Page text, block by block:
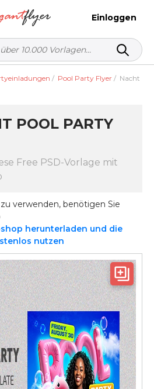
Einloggen
/ Pool Party Flyer / Nacht
POOL PARTY
Free PSD-Vorlage mit
verwenden, benötigen Sie
herunterladen und die
nutzen